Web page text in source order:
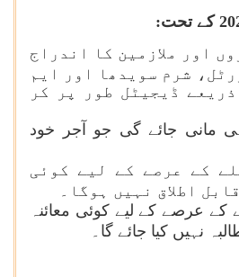
کے تحت:
اور ملازمین کا اندراج
شرم سویدھا اور ایم
ڈیجیٹل طور پر کر
مانی جائے گی جو آجر خود
کے عرصے کے لیے کوئی
اطلاق نہیں ہوگا۔
عرصے کے لیے کوئی معائنہ
نہیں کیا جائے گا۔